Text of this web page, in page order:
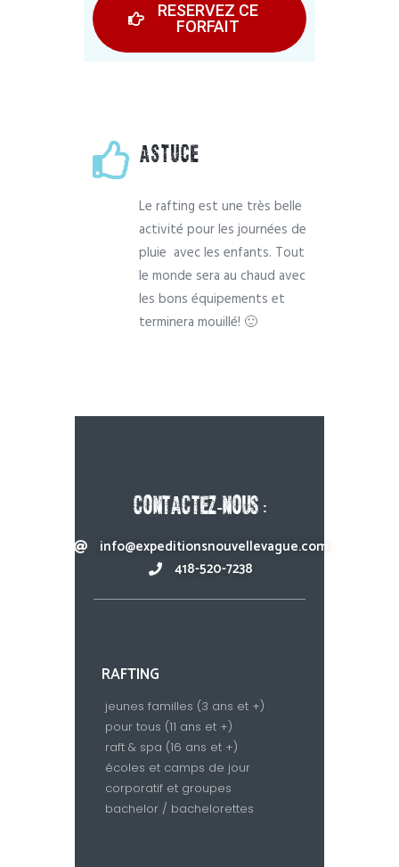
RESERVEZ CE
FORFAIT
ASTUCE
Le rafting est une très belle
activité pour les journées de
pluie avec les enfants. Tout
le monde sera au chaud avec
les bons équipements et
terminera mouillé! 🙂
CONTACTEZ-NOUS :
info@expeditionsnouvellevague.com
418-520-7238​
RAFTING
jeunes familles (3 ans et +)
pour tous (11 ans et +)
raft & spa (16 ans et +)
écoles et camps de jour
corporatif et groupes
bachelor / bachelorettes